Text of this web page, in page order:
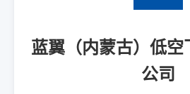
蓝翼（内蒙古）低空
公司